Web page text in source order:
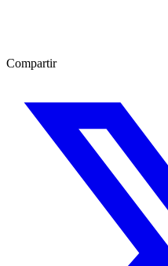
Compartir